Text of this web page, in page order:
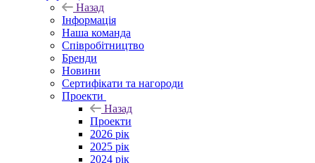
Назад
Інформація
Наша команда
Співробітництво
Бренди
Новини
Сертифікати та нагороди
Проекти
Назад
Проекти
2026 рік
2025 рік
2024 рік